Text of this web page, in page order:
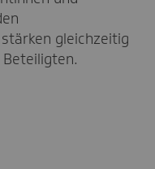
gleichzeitig